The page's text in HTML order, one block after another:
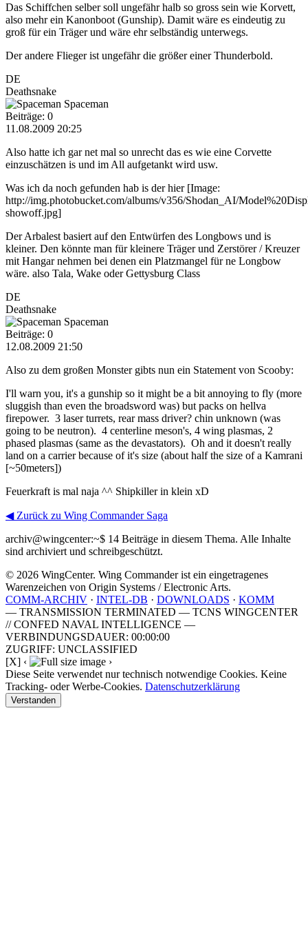
Das Schiffchen selber soll ungefähr halb so gross sein wie Korvett,
also mehr ein Kanonboot (Gunship). Damit wäre es eindeutig zu
groß für ein Träger und wäre ehr selbständig unterwegs.
Der andere Flieger ist ungefähr die größer einer Thunderbold.
DE
Deathsnake
Spaceman
Beiträge: 0
11.08.2009 20:25
Also hatte ich gar net mal so unrecht das es wie eine Corvette
einzuschätzen is und im All aufgetankt wird usw.
Was ich da noch gefunden hab is der hier [Image:
http://img.photobucket.com/albums/v356/Shodan_AI/
showoff.jpg]
Der Arbalest basiert auf den Entwürfen des Longbows und is
kleiner. Den könnte man für kleinere Träger und Zerstörer / Kreuzer
mit Hangar nehmen bei denen ein Platzmangel für ne Longbow
wäre. also Tala, Wake oder Gettysburg Class
DE
Deathsnake
Spaceman
Beiträge: 0
12.08.2009 21:50
Also zu dem großen Monster gibts nun ein Statement von Scooby:
I'll warn you, it's a gunship so it might be a bit annoying to fly (more
sluggish than even the broadsword was) but packs on hellva
firepower. 3 laser turrets, rear mass driver? chin unknown (was
going to be neutron). 4 centerline meson's, 4 wing plasmas, 2
phased plasmas (same as the devastators). Oh and it doesn't really
land on a carrier because of it's size (about half the size of a Kamrani
[~50meters])
Feuerkraft is mal naja ^^ Shipkiller in klein xD
◀ Zurück zu Wing Commander Saga
archiv@wingcenter:~$ 14 Beiträge in diesem Thema. Alle Inhalte
sind archiviert und schreibgeschützt.
© 2026 WingCenter. Wing Commander ist ein eingetragenes
Warenzeichen von Origin Systems / Electronic Arts.
COMM-ARCHIV · INTEL-DB · DOWNLOADS · KOMM
— TRANSMISSION TERMINATED — TCNS WINGCENTER
// CONFED NAVAL INTELLIGENCE —
VERBINDUNGSDAUER: 00:00:00
ZUGRIFF: UNCLASSIFIED
[X] ‹
›
Diese Seite verwendet nur technisch notwendige Cookies. Keine
Tracking- oder Werbe-Cookies. Datenschutzerklärung
Verstanden